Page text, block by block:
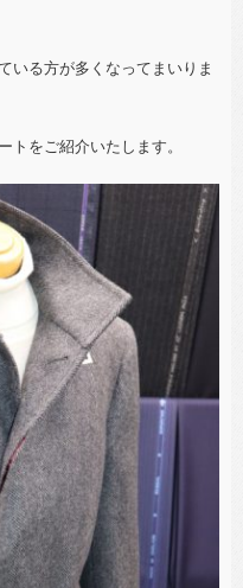
いる方が多くなってまいりま
トをご紹介いたします。